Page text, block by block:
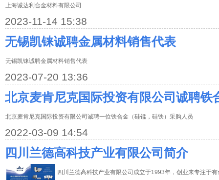
上海诚达利合金材料有限公司
2023-11-14 15:38
无锡凯铼诚聘金属材料销售代表
无锡凯铼诚聘金属材料销售代表
2023-07-20 13:36
北京麦肯尼克国际投资有限公司诚聘铁
北京麦肯尼克国际投资有限公司诚聘一位铁合金（硅锰，硅铁）采购人员
2022-03-09 14:54
四川兰德高科技产业有限公司简介
四川兰德高科技产业有限公司成立于1993年，创业来专注于